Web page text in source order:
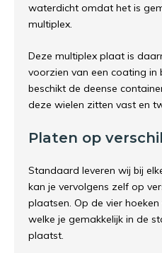
waterdicht omdat het is
multiplex.
Deze multiplex plaat is
voorzien van een coating in
beschikt de deense
deze wielen zitten vast en
Platen op
Standaard leveren wij bij
kan je vervolgens zelf op
plaatsen. Op de vier
welke je gemakkelijk in de
plaatst.